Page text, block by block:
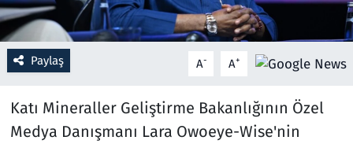
Paylaş A- A+
Katı Mineraller Geliştirme Bakanlığının Özel
Medya Danışmanı Lara Owoeye-Wise'nin
Sağlık
Savunma Sanayi
Spor